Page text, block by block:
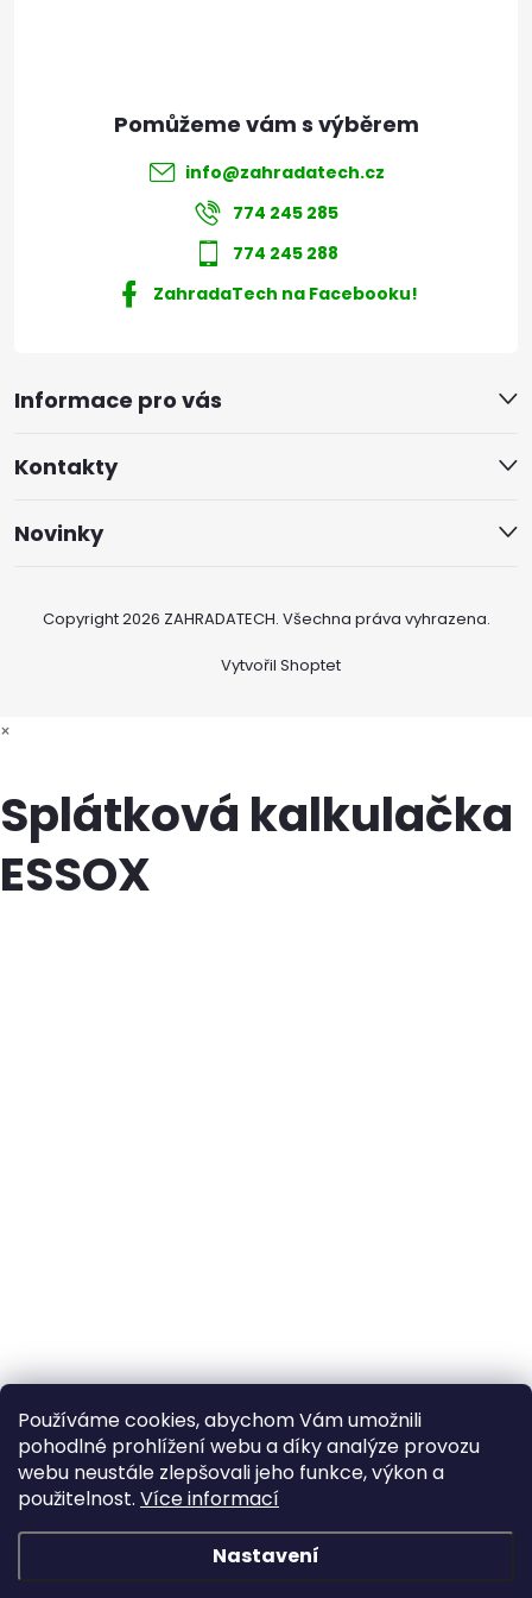
Používáme cookies, abychom Vám umožnili
pohodlné prohlížení webu a díky analýze provozu
webu neustále zlepšovali jeho funkce, výkon a
použitelnost. Více informací
Nastavení
Informace pro vás
Kontakty
Novinky
info@zahradatech.cz
774 245 285
774 245 288
ZahradaTech na Facebooku!
Vytvořil Shoptet
Copyright 2026 ZAHRADATECH. Všechna práva vyhrazena.
×
Splátková kalkulačka
ESSOX